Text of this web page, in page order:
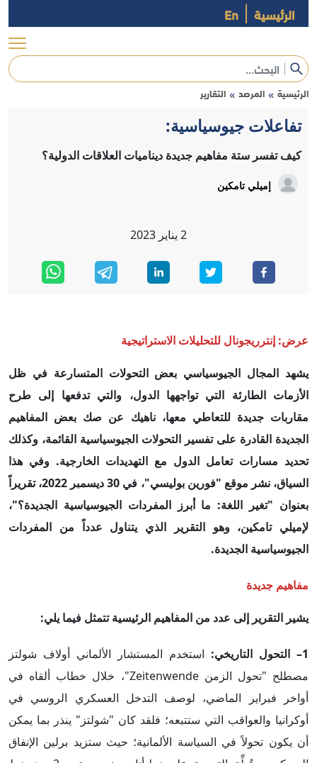
الرئيسية En
الرئيسية » المرصد » التقارير
تفاعلات جيوسياسية:
كيف تفسر ستة مفاهيم جديدة ديناميات العلاقات الدولية؟
إميلي تامكين
2 يناير 2023
عرض: إنترريجونال للتحليلات الاستراتيجية
يشهد المجال الجيوسياسي بعض التحولات المتسارعة في ظل
الأزمات الطارئة التي تواجهها الدول، والتي تدفعها إلى طرح
مقاربات جديدة للتعاطي معها، ناهيك عن صك بعض المفاهيم
الجديدة القادرة على تفسير التحولات الجيوسياسية القائمة، وكذلك
تحديد مسارات تعامل الدول مع التهديدات الخارجية. وفي هذا
السياق، نشر موقع "فورين بوليسي"، في 30 ديسمبر 2022، تقريراً
بعنوان "تغير اللغة: ما أبرز المفردات الجيوسياسية الجديدة؟"،
لإميلي تامكين، وهو التقرير الذي يتناول عدداً من المفردات
الجيوسياسية الجديدة.
مفاهيم جديدة
يشير التقرير إلى عدد من المفاهيم الرئيسية تتمثل فيما يلي:
1– التحول التاريخي:
استخدم المستشار الألماني أولاف شولتز
مصطلح "تحول الزمن Zeitenwende"، خلال خطاب ألقاه في
أواخر فبراير الماضي، لوصف التدخل العسكري الروسي في
أوكرانيا والعواقب التي ستتبعه؛ فلقد كان "شولتز" ينذر بما يمكن
أن يكون تحولاً في السياسة الألمانية؛ حيث ستزيد برلين الإنفاق